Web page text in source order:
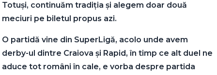
Totuși, continuăm tradiția și alegem doar două
meciuri pe biletul propus azi.
O partidă vine din SuperLigă, acolo unde avem
derby-ul dintre Craiova și Rapid, în timp ce alt duel ne
aduce tot români în cale, e vorba despre partida